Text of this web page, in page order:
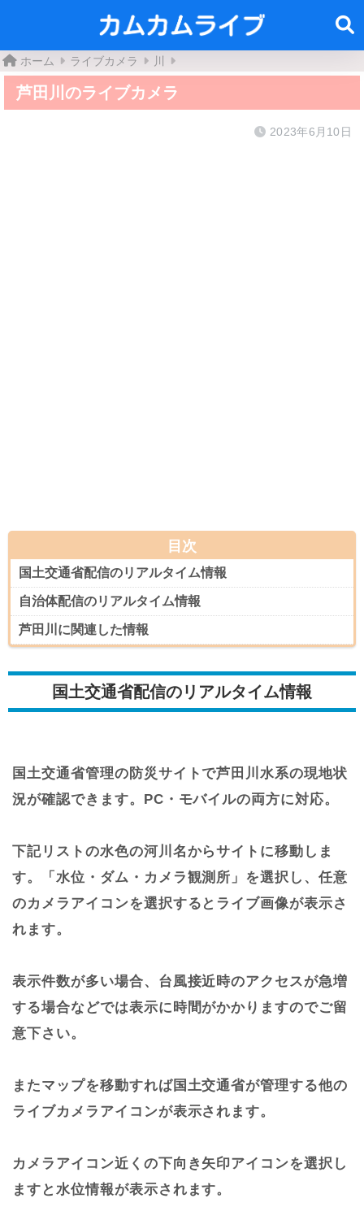
ホーム ライブカメラ 川
芦田川のライブカメラ
2023年6月10日
目次
国土交通省配信のリアルタイム情報
自治体配信のリアルタイム情報
芦田川に関連した情報
国土交通省配信のリアルタイム情報
国土交通省管理の防災サイトで芦田川水系の現地状
況が確認できます。PC・モバイルの両方に対応。
下記リストの水色の河川名からサイトに移動しま
す。「水位・ダム・カメラ観測所」を選択し、任意
のカメラアイコンを選択するとライブ画像が表示さ
れます。
表示件数が多い場合、台風接近時のアクセスが急増
する場合などでは表示に時間がかかりますのでご留
意下さい。
またマップを移動すれば国土交通省が管理する他の
ライブカメラアイコンが表示されます。
カメラアイコン近くの下向き矢印アイコンを選択し
ますと水位情報が表示されます。